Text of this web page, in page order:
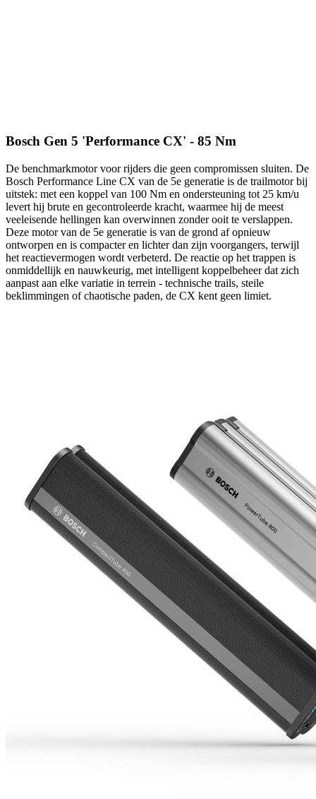
Bosch Gen 5 'Performance CX' - 85 Nm
De benchmarkmotor voor rijders die geen compromissen sluiten. De
Bosch Performance Line CX van de 5e generatie is de trailmotor bij
uitstek: met een koppel van 100 Nm en ondersteuning tot 25 km/u
levert hij brute en gecontroleerde kracht, waarmee hij de meest
veeleisende hellingen kan overwinnen zonder ooit te verslappen.
Deze motor van de 5e generatie is van de grond af opnieuw
ontworpen en is compacter en lichter dan zijn voorgangers, terwijl
het reactievermogen wordt verbeterd. De reactie op het trappen is
onmiddellijk en nauwkeurig, met intelligent koppelbeheer dat zich
aanpast aan elke variatie in terrein - technische trails, steile
beklimmingen of chaotische paden, de CX kent geen limiet.